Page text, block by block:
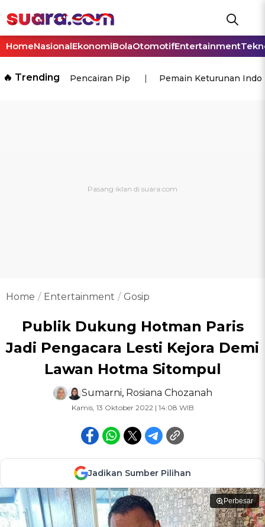
HomeNasionalEkonomiBolaOtomotifEntertainment
🔥 Trending Pencairan Pip Pemain Keturunan
Home Entertainment Gosip
Publik Dukung Hotman Paris
Jadi Pengacara Lesti Kejora Demi
Lawan Hotma Sitompul
Sumarni, Rosiana Chozanah
Kamis, 13 Oktober 2022 | 14:08 WIB
Jadikan Sumber Pilihan
Perbesar